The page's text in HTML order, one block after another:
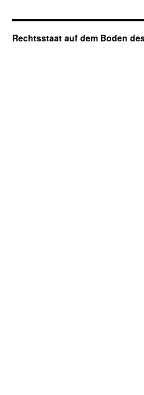
Rechtsstaat auf dem Boden